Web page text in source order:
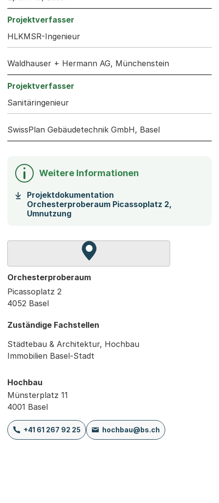
HLKMSR-Ingenieur
Waldhauser + Hermann AG, Münchenstein
Sanitäringenieur
SwissPlan Gebäudetechnik GmbH, Basel
Weitere Informationen
Projektdokumentation
Orchesterproberaum Picassoplatz 2,
Umnutzung(Startet einen Download)
Zur Karte von MapBS.
Externer Link, wird in einem
Orchesterproberaum
Picassoplatz 2
4052 Basel
Zuständige Fachstellen
Städtebau & Architektur, Hochbau
Immobilien Basel-Stadt
Hochbau
Münsterplatz 11
4001 Basel
+41 61 267 92 25 hochbau@bs.ch